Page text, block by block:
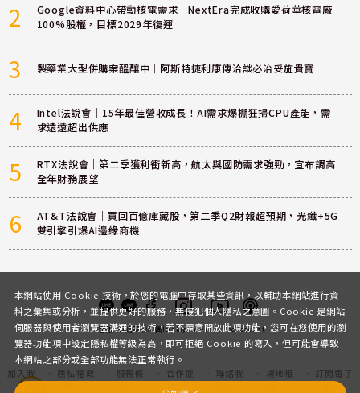
2
Google資料中心帶動核電需求 NextEra完成收購愛荷華核電廠
100%股權，目標2029年復運
3 製藥業大型併購案醞釀中｜阿斯特捷利康傳洽談必治妥施貴寶
4
Intel法說會｜15年最佳營收成長！AI需求爆棚狂掃CPU產能，需
求遠遠超出供應
5
RTX法說會｜第二季獲利衝新高，航太與國防需求強勁，宣布調高
全年財務展望
6
AT&T法說會｜買回百億庫藏股，第二季Q2財報超預期，光纖+5G
雙引擎引爆AI邊緣商機
客服 討論區粉絲團InstagramYoutubePodcast
加入我
們
隱私權政
服務條
合作提
聯絡我
場地租
訂閱電子
本網站使用 Cookie 技術，於您的電腦中存取某些資訊，以輔助本網站進行資
料之彙集或分析，並提供更好的服務，無侵犯個人隱私之意圖。Cookie 是網站
伺服器與使用者瀏覽器溝通的技術，若不願意開放此項功能，您可在您使用的瀏
覽器功能項中設定隱私權等級為高，即可拒絕 Cookie 的寫入，但可能會導致
本網站之部分或全部功能無法正常執行。